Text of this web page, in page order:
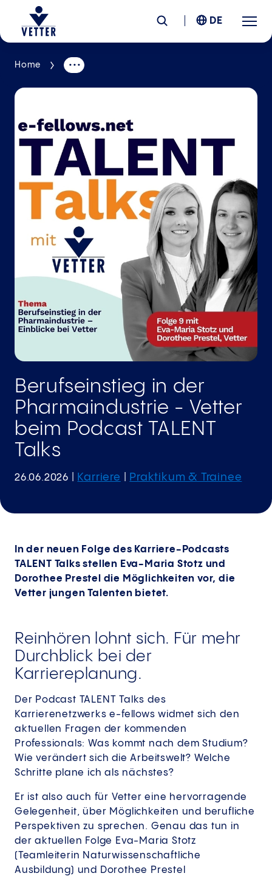
Unternehmen
Services
Standorte
News &Insights
Karriere
DE
Home
Berufseinstieg in der
Pharmaindustrie - Vetter
beim Podcast TALENT
Talks
26.06.2026 Karriere Praktikum & Trainee
In der neuen Folge des Karriere-Podcasts
TALENT Talks stellen Eva-Maria Stotz und
Dorothee Prestel die Möglichkeiten vor, die
Vetter jungen Talenten bietet.
Reinhören lohnt sich. Für mehr
Durchblick bei der
Karriereplanung.
Der Podcast TALENT Talks des
Karrierenetzwerks e-fellows widmet sich den
aktuellen Fragen der kommenden
Professionals: Was kommt nach dem Studium?
Wie verändert sich die Arbeitswelt? Welche
Schritte plane ich als nächstes?
Er ist also auch für Vetter eine hervorragende
Gelegenheit, über Möglichkeiten und berufliche
Perspektiven zu sprechen. Genau das tun in
der aktuellen Folge Eva-Maria Stotz
(Teamleiterin Naturwissenschaftliche
Ausbildung) und Dorothee Prestel